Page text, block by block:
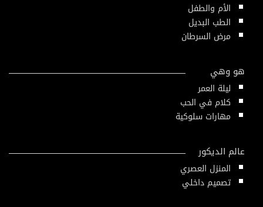
الأم والطفل
الطب البديل
مرض السرطان
هو وهي
ليلة العمر
كلام في الحب
مهارات سلوكية
عالم الديكور
المنزل العصري
تصميم داخلي